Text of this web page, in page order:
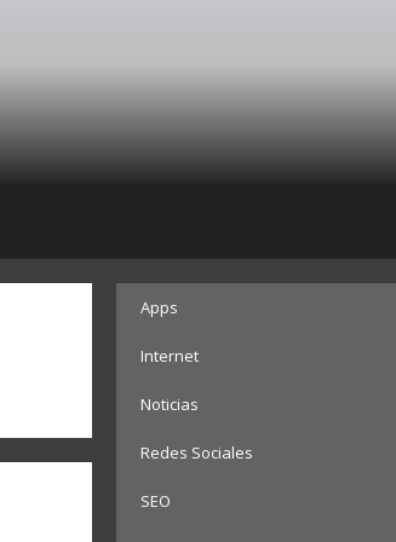
Apps
Internet
Noticias
Redes Sociales
SEO